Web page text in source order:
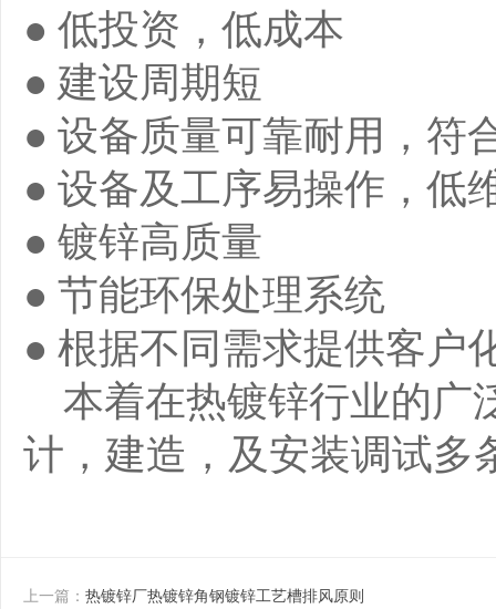
● 低投资，低成本
● 建设周期短
● 设备质量可靠耐用，符
● 设备及工序易操作，低
● 镀锌高质量
● 节能环保处理系统
● 根据不同需求提供客户
本着在热镀锌行业的广
计，建造，及安装调试多
上一篇： 热镀锌厂热镀锌角钢镀锌工艺槽排风原则